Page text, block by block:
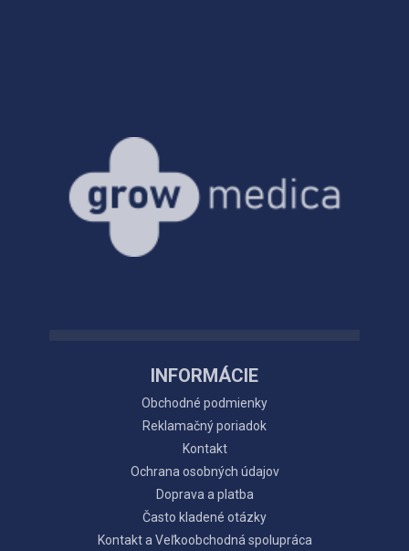
INFORMÁCIE
Obchodné podmienky
Reklamačný poriadok
Kontakt
Ochrana osobných údajov
Doprava a platba
Často kladené otázky
Kontakt a Veľkoobchodná spolupráca